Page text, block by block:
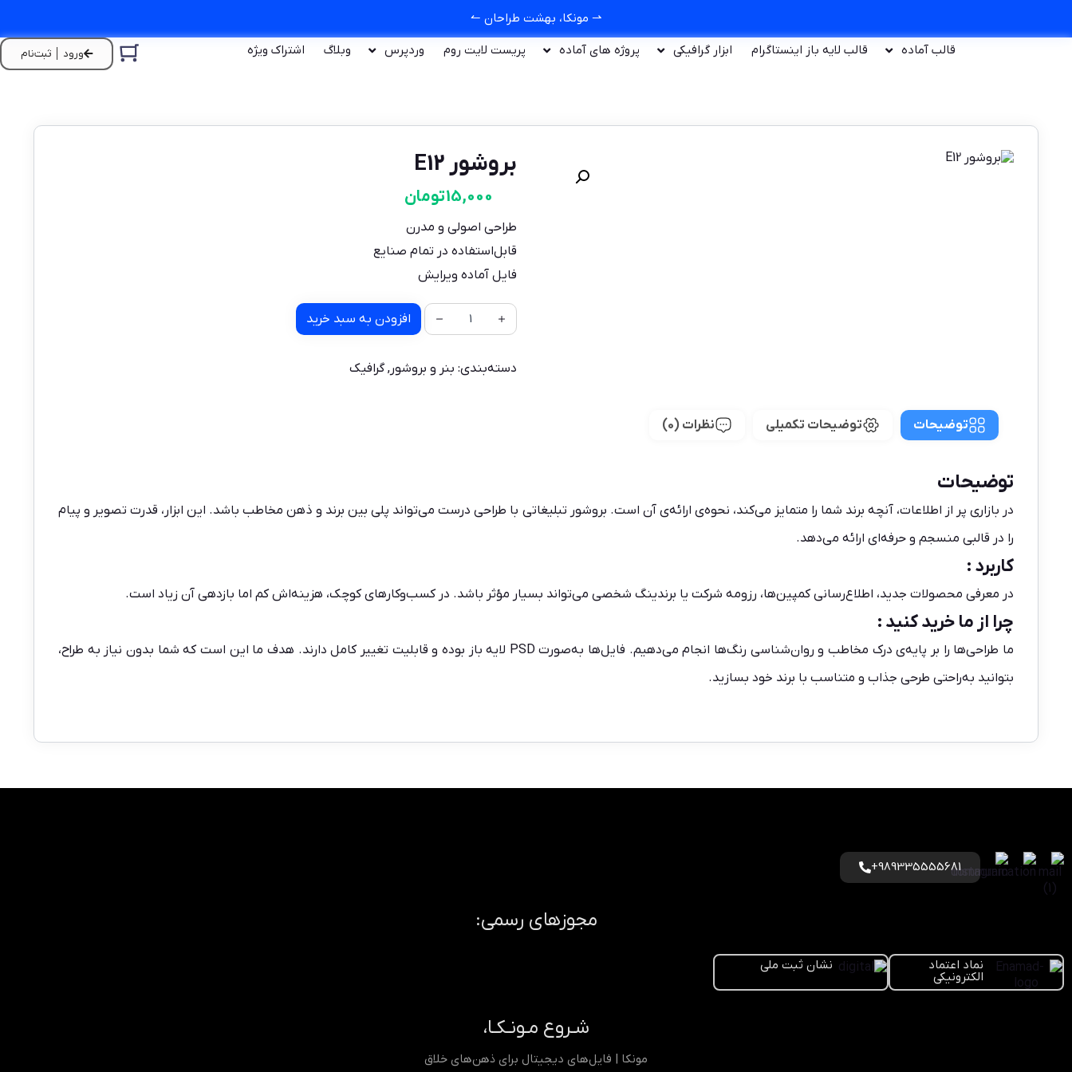
⇀ مونکا، بهشت طراحان ↼
قالب آماده
قالب لایه باز اینستاگرام ابزار گرافیکی پروژه های آماده پریست لایت روم وردپرس وبلاگ اشتراک ویژه ورود │ ثبت‌نام
بروشور E12
15,000تومان
طراحی اصولی و مدرن
قابل‌استفاده در تمام صنایع
فایل آماده ویرایش
افزودن به سبد خرید
دسته‌بندی: بنر و بروشور,گرافیک
توضیحات توضیحات تکمیلی نظرات (0)
توضیحات
در بازاری پر از اطلاعات، آنچه برند شما را متمایز می‌کند، نحوه‌ی ارائه‌ی آن است. بروشور تبلیغاتی با طراحی درست می‌تواند پلی بین برند و ذهن مخاطب باشد. این ابزار، قدرت تصویر و پیام
را در قالبی منسجم و حرفه‌ای ارائه می‌دهد.
کاربرد :
در معرفی محصولات جدید، اطلاع‌رسانی کمپین‌ها، رزومه شرکت یا برندینگ شخصی می‌تواند بسیار مؤثر باشد. در کسب‌وکارهای کوچک، هزینه‌اش کم اما بازدهی آن زیاد است.
چرا از ما خرید کنید :
ما طراحی‌ها را بر پایه‌ی درک مخاطب و روان‌شناسی رنگ‌ها انجام می‌دهیم. فایل‌ها به‌صورت PSD لایه باز بوده و قابلیت تغییر کامل دارند. هدف ما این است که شما بدون نیاز به طراح،
بتوانید به‌راحتی طرحی جذاب و متناسب با برند خود بسازید.
989335555681+
مجوزهای رسمی:
نماد اعتماد
الکترونیکی
نشان ثبت ملی
شـروع مـونـکـا،
مونکا | فایل‌های دیجیتال برای ذهن‌های خلاق